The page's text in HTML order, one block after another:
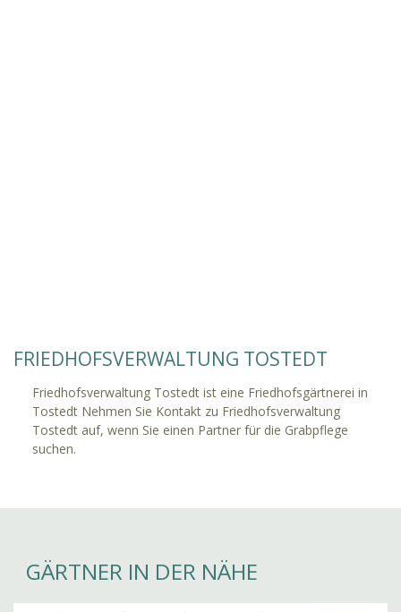
FRIEDHOFSVERWALTUNG TOSTEDT
Friedhofsverwaltung Tostedt ist eine Friedhofsgärtnerei in
Tostedt Nehmen Sie Kontakt zu Friedhofsverwaltung
Tostedt auf, wenn Sie einen Partner für die Grabpflege
suchen.
GÄRTNER IN DER NÄHE